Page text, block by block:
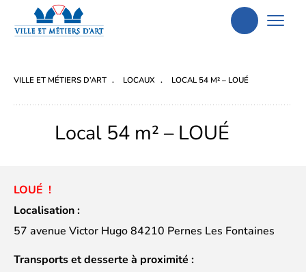
Aller
VILLE ET MÉTIERS D’ART LOCAUX LOCAL 54 M² – LOUÉ
Local 54 m² – LOUÉ
LOUÉ !
Localisation :
57 avenue Victor Hugo 84210 Pernes Les Fontaines
Transports et desserte à proximité :